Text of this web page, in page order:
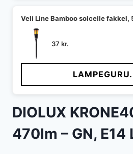
Veli Line Bamboo solcelle fakkel,
37 kr.
DIOLUX
470lm – GN,